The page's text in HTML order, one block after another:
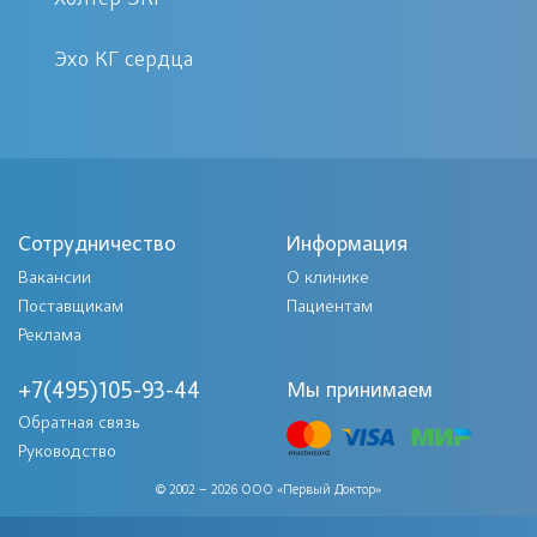
дорожка), которая постепенно
увеличивается. Параллельно
За три часа до начала ЭКГ с нагрузкой
Исследование лучше не проводить
после стрессовых ситуаций, больших
Эхо КГ сердца
Сотрудничество
Вакансии
Поставщикам
Реклама
Информация
О клинике
Пациентам
+7(495)105-93-44
Обратная связь
Руководство
© 2002 – 2026 ООО «Первый Доктор»
Мы принимаем